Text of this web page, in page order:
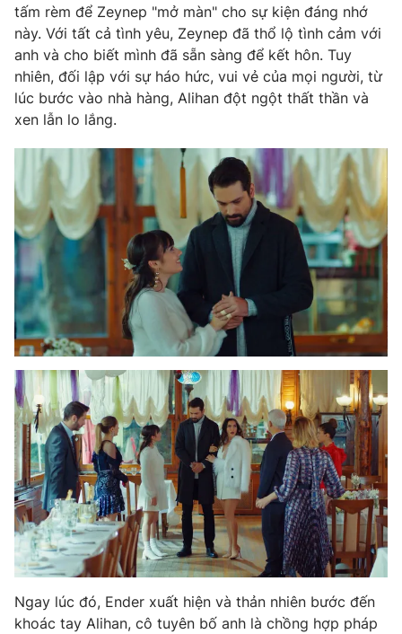
Video Shorts video
VTV Money VTV Thể thao
VTV Sức khoẻ
Thị trường 24h Tấm lòng Việt
VTV4 Vươn mình bằng AI
VTV9 VTV8
Liên hệ tòa soạn English
THỜI BÁO VTV
Theo dõi báo trên
Cơ quan chủ quản:Đài Truyền hình Việt Nam
Cơ quan báo chí:Thời báo VTV
Giấy phép hoạt động báo in và báo điện tử số 483/GP-BTTTT
cấp ngày 29/12/2023
tấm rèm để Zeynep "mở màn" cho sự kiện đáng nhớ
này. Với tất cả tình yêu, Zeynep đã thổ lộ tình cảm với
anh và cho biết mình đã sẵn sàng để kết hôn. Tuy
nhiên, đối lập với sự háo hức, vui vẻ của mọi người, từ
lúc bước vào nhà hàng, Alihan đột ngột thất thần và
xen lẫn lo lắng.
Ngay lúc đó, Ender xuất hiện và thản nhiên bước đến
khoác tay Alihan, cô tuyên bố anh là chồng hợp pháp